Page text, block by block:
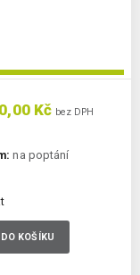
Kč bez DPH
na poptání
DO KOŠÍKU